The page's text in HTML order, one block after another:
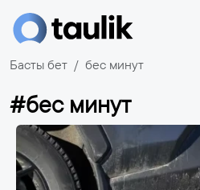
Басты бет бес минут
#бес минут